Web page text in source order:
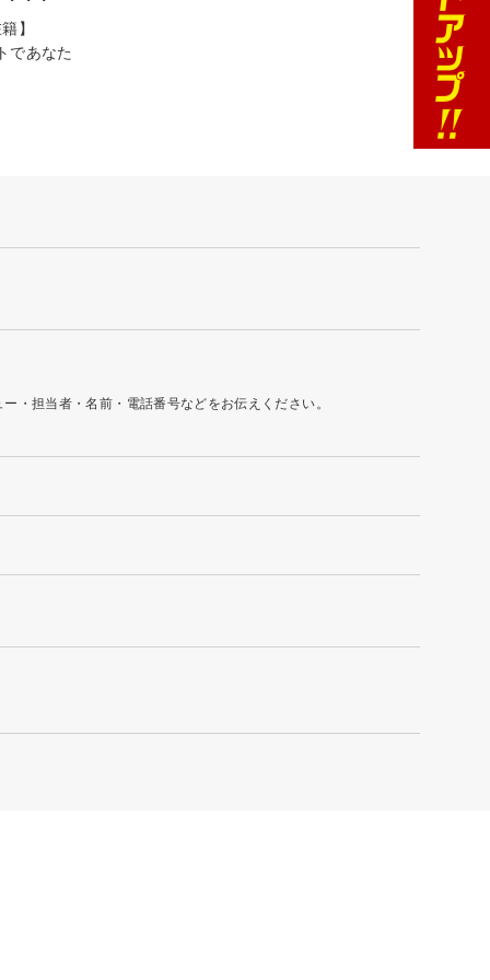
】
であなた
・担当者・名前・電話番号などをお伝えください。